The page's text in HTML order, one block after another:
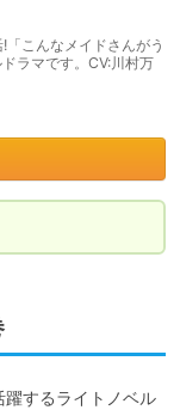
こんなメイドさんがう
ラマです。CV:川村万
躍するライトノベル